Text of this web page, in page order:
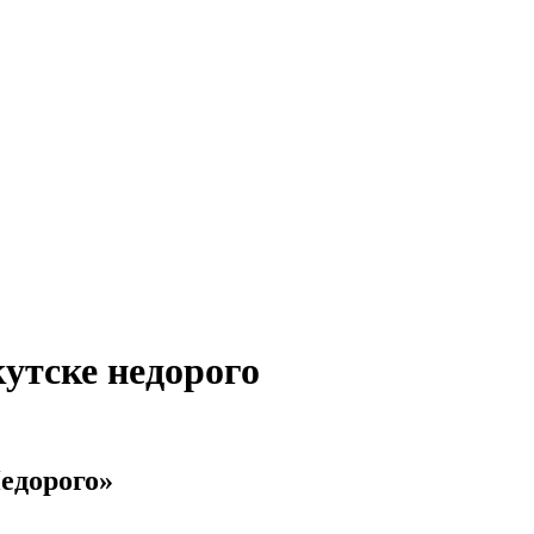
недорого